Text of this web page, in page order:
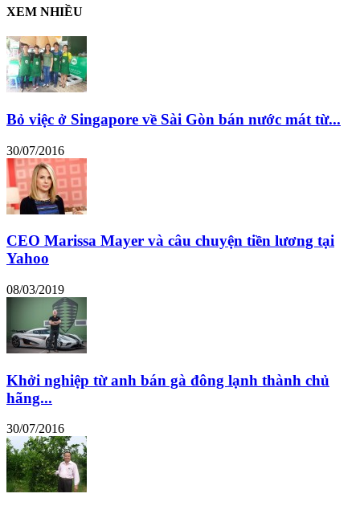
XEM NHIỀU
Bỏ việc ở Singapore về Sài Gòn bán nước mát từ...
30/07/2016
CEO Marissa Mayer và câu chuyện tiền lương tại
Yahoo
08/03/2019
Khởi nghiệp từ anh bán gà đông lạnh thành chủ
hãng...
30/07/2016